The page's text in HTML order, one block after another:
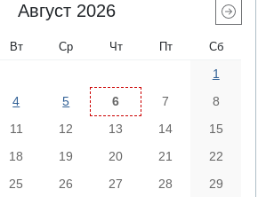
Август 2026
Вт Ср Чт Пт Сб
1
4 5 6 7
8
11 12 13 14
15
18 19 20 21
22
25 26 27 28
29